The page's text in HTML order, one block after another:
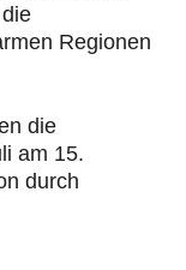
Regionen
die
am 15.
durch